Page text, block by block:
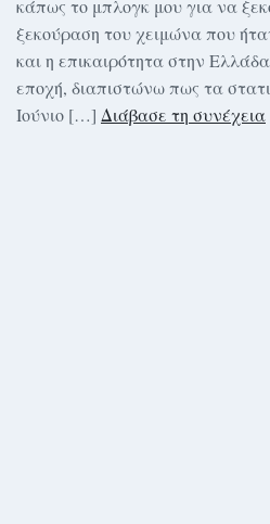
κάπως το μπλογκ μου για να
ξεκούραση του χειμώνα που
και η επικαιρότητα στην
εποχή, διαπιστώνω πως τα
Ιούνιο […] Διάβασε τη συνέχεια